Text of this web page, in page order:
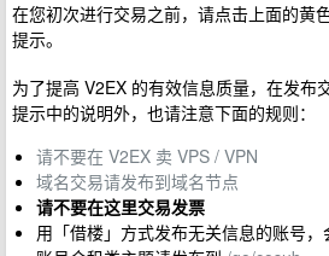
在您初次进行交易之前，请点击上面的黄
提示。
为了提高 V2EX 的有效信息质量，在发布
提示中的说明外，也请注意下面的规则：
请不要在 V2EX 卖 VPS / VPN
域名交易请发布到域名节点
请不要在这里交易发票
用「借楼」方式发布无关信息的账号，